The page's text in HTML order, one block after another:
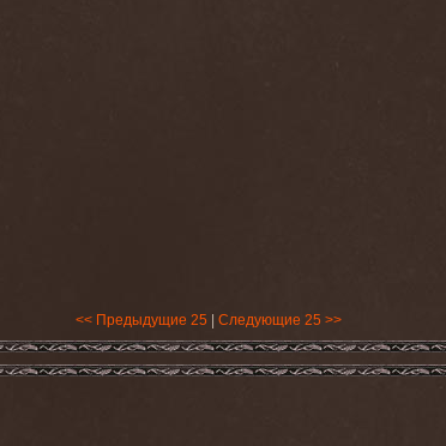
<< Предыдущие 25 Следующие 25 >>